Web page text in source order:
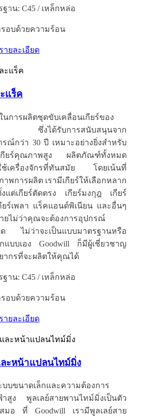
าน: C45 / เหล็กหล่อ
อบด้วยความร้อน
รายละเอียด
แร็ค
นการผลิตชุดขับเคลื่อนเกียร์ของ
ซึ่งได้รับการสนับสนุนจาก
รณ์กว่า 30 ปี เหมาะอย่างยิ่งสำหรับ
เกียร์คุณภาพสูง ผลิตภัณฑ์ทั้งหมด
ช้เครื่องจักรที่ทันสมัย ​​โดยเน้นที่
พการผลิต เรามีเกียร์ให้เลือกหลาก
แต่เกียร์ตัดตรง เกียร์มงกุฎ เกียร์
ร์เพลา แร็คแอนด์พิเนียน และอื่นๆ
ยไม่ว่าคุณจะต้องการอุปกรณ์
ด ไม่ว่าจะเป็นแบบมาตรฐานหรือ
แบบเอง Goodwill ก็มีผู้เชี่ยวชาญ
ากรที่จะผลิตให้คุณได้
าน: C45 / เหล็กหล่อ
อบด้วยความร้อน
รายละเอียด
ะหน้าแปลนไทม์มิ่ง
บบขนาดเล็กและความต้องการ
าสูง พูลเลย์สายพานไทม์มิ่งเป็นตัว
สมอ ที่ Goodwill เรามีพูลเลย์สาย